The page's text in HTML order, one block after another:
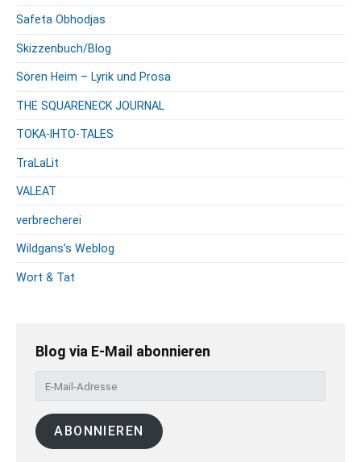
Safeta Obhodjas
Skizzenbuch/Blog
Sören Heim – Lyrik und Prosa
THE SQUARENECK JOURNAL
TOKA-IHTO-TALES
TraLaLit
VALEAT
verbrecherei
Wildgans’s Weblog
Wort & Tat
Blog via E-Mail abonnieren
M
a
ABONNIEREN